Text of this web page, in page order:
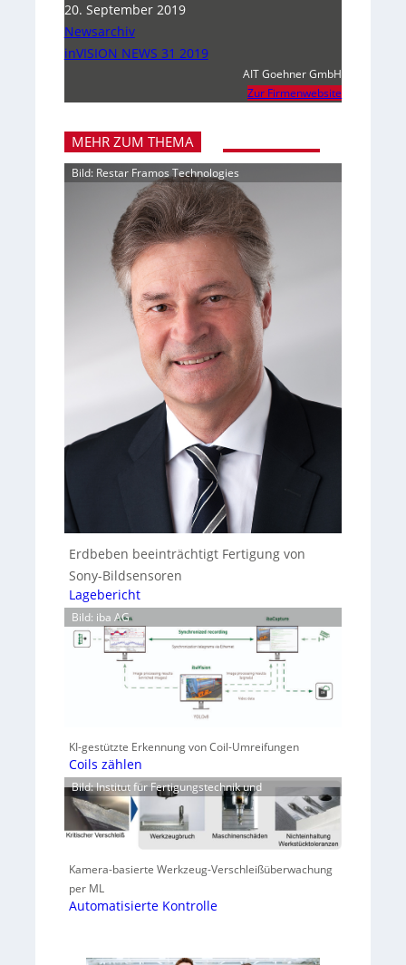
20. September 2019
Newsarchiv
inVISION NEWS 31 2019
AIT Goehner GmbH
Zur Firmenwebsite
MEHR ZUM THEMA
Bild: Restar Framos Technologies
Erdbeben beeinträchtigt Fertigung von
Sony-Bildsensoren
Lagebericht
Bild: iba AG
KI-gestützte Erkennung von Coil-Umreifungen
Coils zählen
Bild: Institut für Fertigungstechnik und
Kamera-basierte Werkzeug-Verschleißüberwachung
per ML
Automatisierte Kontrolle